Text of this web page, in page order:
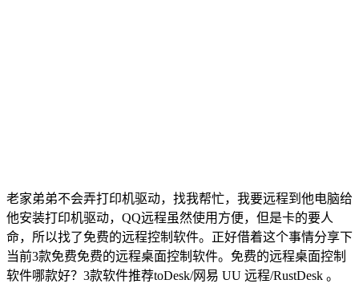
老家弟弟不会弄打印机驱动，找我帮忙，我要远程到他电脑给
他安装打印机驱动，QQ远程虽然使用方便，但是卡的要人
命，所以找了免费的远程控制软件。正好借着这个事情分享下
当前3款免费免费的远程桌面控制软件。免费的远程桌面控制
软件哪款好？3款软件推荐toDesk/网易 UU 远程/RustDesk 。